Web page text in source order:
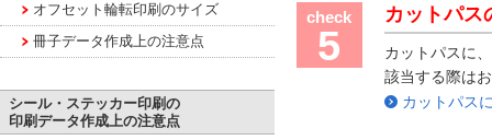
オフセット輪転印刷のサイズ
冊子データ作成上の注意点
シール・ステッカー印刷の
印刷データ作成上の注意点
check
5
カットパス
カットパスに
該当する際は
カットパス